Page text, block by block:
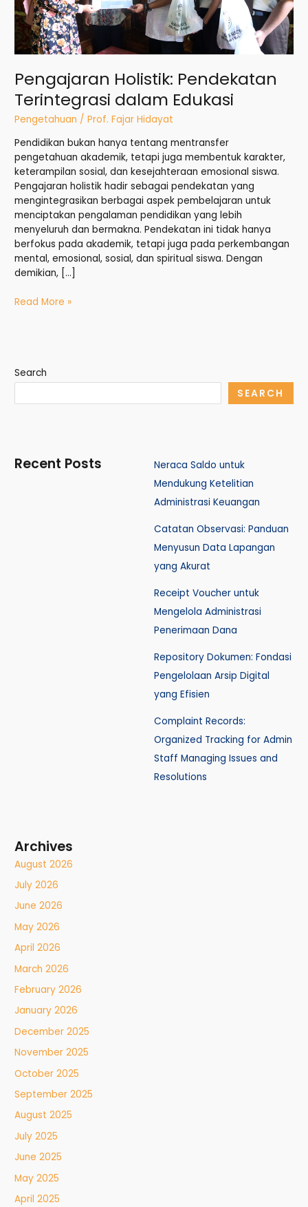
Pengajaran Holistik: Pendekatan
Terintegrasi dalam Edukasi
Pengetahuan /Prof. Fajar Hidayat
Pendidikan bukan hanya tentang mentransfer
pengetahuan akademik, tetapi juga membentuk karakter,
keterampilan sosial, dan kesejahteraan emosional siswa.
Pengajaran holistik hadir sebagai pendekatan yang
mengintegrasikan berbagai aspek pembelajaran untuk
menciptakan pengalaman pendidikan yang lebih
menyeluruh dan bermakna. Pendekatan ini tidak hanya
berfokus pada akademik, tetapi juga pada perkembangan
mental, emosional, sosial, dan spiritual siswa. Dengan
demikian, […]
Read More »
Search
SEARCH
Recent Posts
Neraca Saldo untuk
Mendukung Ketelitian
Administrasi Keuangan
Catatan Observasi: Panduan
Menyusun Data Lapangan
yang Akurat
Receipt Voucher untuk
Mengelola Administrasi
Penerimaan Dana
Repository Dokumen: Fondasi
Pengelolaan Arsip Digital
yang Efisien
Complaint Records:
Organized Tracking for Admin
Staff Managing Issues and
Resolutions
Archives
August 2026
July 2026
June 2026
May 2026
April 2026
March 2026
February 2026
January 2026
December 2025
November 2025
October 2025
September 2025
August 2025
July 2025
June 2025
May 2025
April 2025